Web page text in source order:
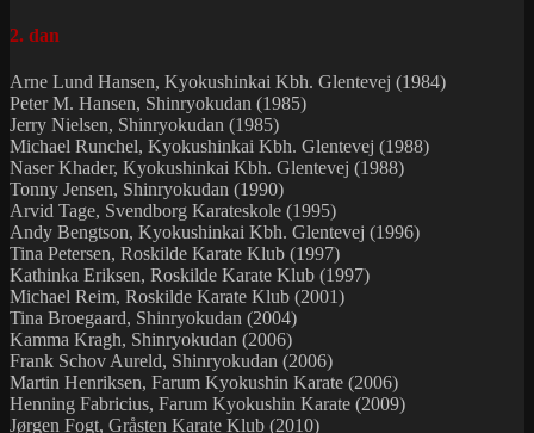
2. dan
Arne Lund Hansen, Kyokushinkai Kbh. Glentevej (1984)
Peter M. Hansen, Shinryokudan (1985)
Jerry Nielsen, Shinryokudan (1985)
Michael Runchel, Kyokushinkai Kbh. Glentevej (1988)
Naser Khader, Kyokushinkai Kbh. Glentevej (1988)
Tonny Jensen, Shinryokudan (1990)
Arvid Tage, Svendborg Karateskole (1995)
Andy Bengtson, Kyokushinkai Kbh. Glentevej (1996)
Tina Petersen, Roskilde Karate Klub (1997)
Kathinka Eriksen, Roskilde Karate Klub (1997)
Michael Reim, Roskilde Karate Klub (2001)
Tina Broegaard, Shinryokudan (2004)
Kamma Kragh, Shinryokudan (2006)
Frank Schov Aureld, Shinryokudan (2006)
Martin Henriksen, Farum Kyokushin Karate (2006)
Henning Fabricius, Farum Kyokushin Karate (2009)
Jørgen Fogt, Gråsten Karate Klub (2010)